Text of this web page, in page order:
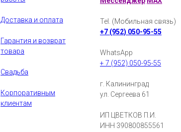
Доставка и оплата
Гарантия и возврат
товара
Свадьба
Корпоративным
клиентам
Tel. (Мобильная связь)
+7 (952) 050-95-55
WhatsApp
+ 7 (952) 050-95-55
г. Калининград
ул. Сергеева 61
ИП ЦВЕТКОВ П.И.
ИНН 390800855561